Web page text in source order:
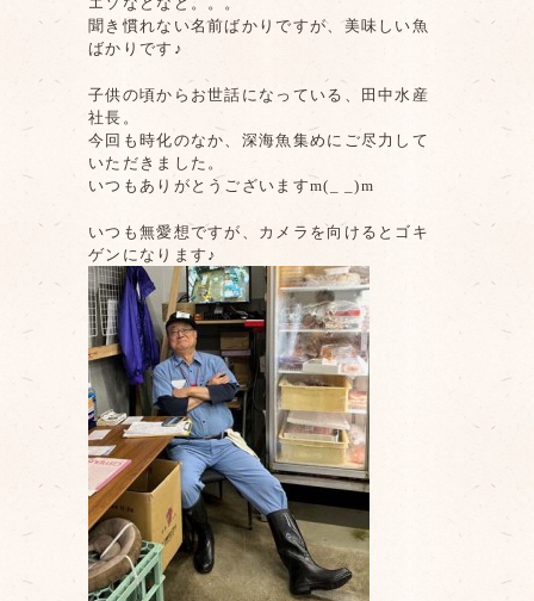
聞き慣れない名前ばかりですが、美味しい魚
ばかりです♪
子供の頃からお世話になっている、田中水産
社長。
今回も時化のなか、深海魚集めにご尽力して
いただきました。
いつもありがとうございますm(_ _)m
いつも無愛想ですが、カメラを向けるとゴキ
ゲンになります♪